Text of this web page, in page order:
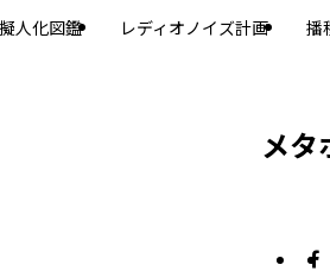
メタ
人化図鑑 レディオノイズ計画 播